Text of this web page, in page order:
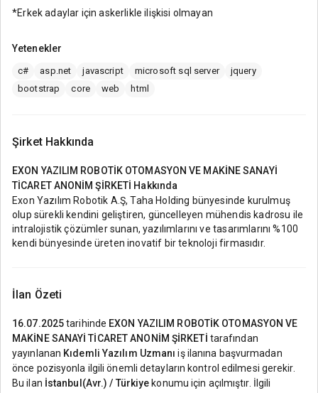
*Erkek adaylar için askerlikle ilişkisi olmayan
Yetenekler
c# asp.net javascript microsoft sql server
jquery
bootstrap
core web html
Şirket Hakkında
EXON YAZILIM ROBOTİK OTOMASYON VE MAKİNE SANAYİ
TİCARET ANONİM ŞİRKETİ Hakkında
Exon Yazılım Robotik A.Ş, Taha Holding bünyesinde kurulmuş
olup sürekli kendini geliştiren, güncelleyen mühendis kadrosu ile
intralojistik çözümler sunan, yazılımlarını ve tasarımlarını %100
kendi bünyesinde üreten inovatif bir teknoloji firmasıdır.
İlan Özeti
16.07.2025tarihinde EXON YAZILIM ROBOTİK OTOMASYON VE
MAKİNE SANAYİ TİCARET ANONİM ŞİRKETİ tarafından
yayınlanan Kıdemli Yazılım Uzmanı iş ilanına başvurmadan
önce pozisyonla ilgili önemli detayların kontrol edilmesi gerekir.
Bu ilan İstanbul(Avr.) / Türkiyekonumu için açılmıştır. İlgili